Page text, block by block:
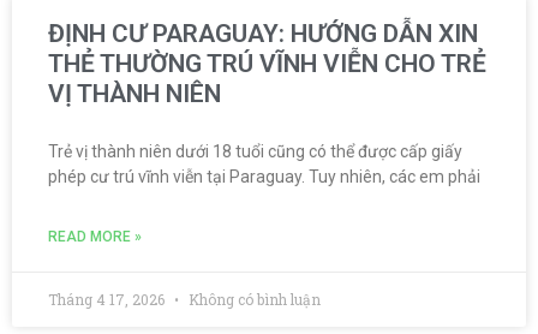
ĐỊNH CƯ PARAGUAY: HƯỚNG DẪN XIN
THẺ THƯỜNG TRÚ VĨNH VIỄN CHO TRẺ
VỊ THÀNH NIÊN
Trẻ vị thành niên dưới 18 tuổi cũng có thể được cấp giấy
phép cư trú vĩnh viễn tại Paraguay. Tuy nhiên, các em phải
READ MORE »
Tháng 4 17, 2026 Không có bình luận